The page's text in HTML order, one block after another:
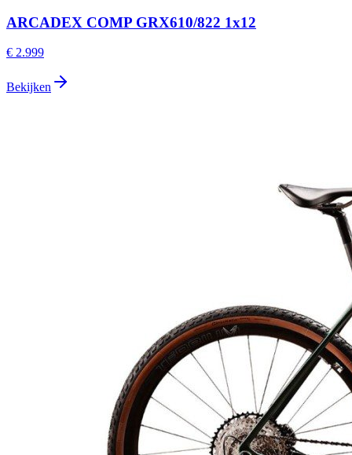
ARCADEX COMP GRX610/822 1x12
€ 2.999
Bekijken